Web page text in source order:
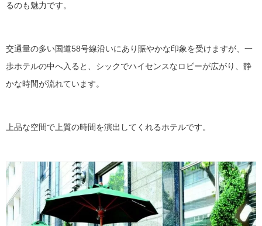
るのも魅力です。
交通量の多い国道58号線沿いにあり賑やかな印象を受けますが、一
歩ホテルの中へ入ると、シックでハイセンスなロビーが広がり、静
かな時間が流れています。
上品な空間で上質の時間を演出してくれるホテルです。